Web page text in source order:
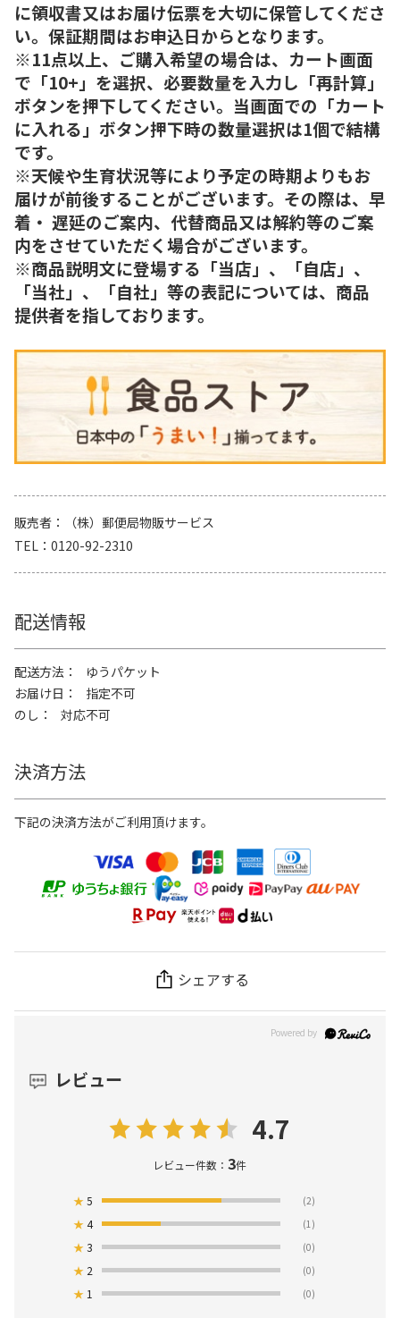
に領収書又はお届け伝票を大切に保管してくださ
い。保証期間はお申込日からとなります。
※11点以上、ご購入希望の場合は、カート画面
で「10+」を選択、必要数量を入力し「再計算」
ボタンを押下してください。当画面での「カート
に入れる」ボタン押下時の数量選択は1個で結構
です。
※天候や生育状況等により予定の時期よりもお
届けが前後することがございます。その際は、早
着・ 遅延のご案内、代替商品又は解約等のご案
内をさせていただく場合がございます。
※商品説明文に登場する「当店」、「自店」、
「当社」、「自社」等の表記については、商品
提供者を指しております。
販売者
（株）郵便局物販サービス
TEL
0120-92-2310
配送情報
配送方法
ゆうパケット
お届け日
指定不可
のし
対応不可
決済方法
下記の決済方法がご利用頂けます。
シェアする
レビュー
4.7
レビュー件数：3件
★5 (2)
★4 (1)
★3 (0)
★ 2 (0)
★ 1 (0)